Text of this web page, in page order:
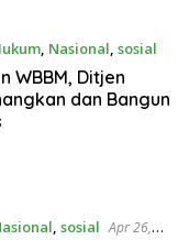
, Nasional, sosial
WBBM, Ditjen
dan Bangun
, sosial Apr 26,